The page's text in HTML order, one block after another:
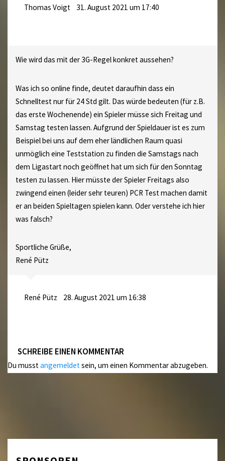
Thomas Voigt 31. August 2021 um 17:40
Wie wird das mit der 3G-Regel konkret aussehen?
Was ich so online finde, deutet daraufhin dass ein
Schnelltest nur für 24 Std gilt. Das würde bedeuten (für z.B.
das erste Wochenende) ein Spieler müsse sich Freitag und
Samstag testen lassen. Aufgrund der Spieldauer ist es zum
Beispiel bei uns auf dem eher ländlichen Raum quasi
unmöglich eine Teststation zu finden die Samstags nach
dem Ligastart noch geöffnet hat um sich für den Sonntag
testen zu lassen. Hier müsste der Spieler Freitags also
zwingend einen (leider sehr teuren) PCR Test machen damit
er an beiden Spieltagen spielen kann. Oder verstehe ich hier
was falsch?
Sportliche Grüße,
René Pütz
René Pütz 28. August 2021 um 16:38
SCHREIBE EINEN KOMMENTAR
Du musstangemeldetsein, um einen Kommentar abzugeben.